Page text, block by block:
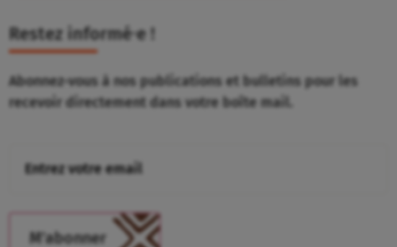
Restez informé⸱e !
Abonnez-vous à nos publications et bulletins pour les
recevoir directement dans votre boîte mail.